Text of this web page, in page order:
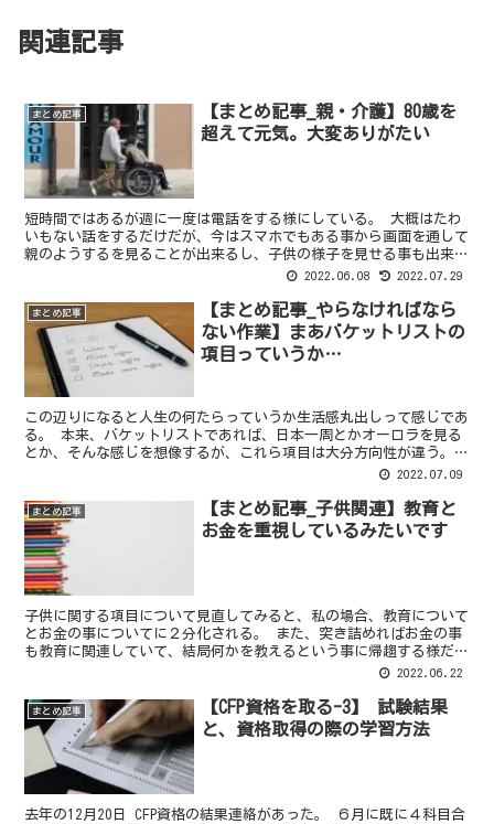
関連記事
まとめ記事
【まとめ記事_親・介護】80歳を
超えて元気。大変ありがたい
短時間ではあるが週に一度は電話をする様にしている。 大概はたわ
いもない話をするだけだが、今はスマホでもある事から画面を通して
親のようするを見ることが出来るし、子供の様子を見せる事も出来
る。 技術の進歩というのは悪い事もあるが、よい事の方が断...
2022.06.08 2022.07.29
まとめ記事
【まとめ記事_やらなければなら
ない作業】まあバケットリストの
項目っていうか…
この辺りになると人生の何たらっていうか生活感丸出しって感じであ
る。 本来、バケットリストであれば、日本一周とかオーロラを見る
とか、そんな感じを想像するが、これら項目は大分方向性が違う。
【ある程度は生真面目に生きる】なんでも細かくしようと...2022.07.09
まとめ記事
【まとめ記事_子供関連】教育と
お金を重視しているみたいです
子供に関する項目について見直してみると、私の場合、教育について
とお金の事についてに２分化される。 また、突き詰めればお金の事
も教育に関連していて、結局何かを教えるという事に帰趨する様だ。
これが正しい事なのかはよく分からん。 親と子の関係に...2022.06.22
まとめ記事
【CFP資格を取る-3】 試験結果
と、資格取得の際の学習方法
去年の12月20日 CFP資格の結果連絡があった。 ６月に既に４科目合